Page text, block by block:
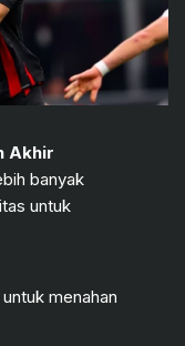
Akhir
banyak
untuk
menahan